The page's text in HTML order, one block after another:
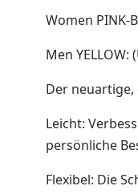
Women PINK-
Men YELLOW:
Der neuartige,
Leicht:
persönliche
Flexibel: Die
Medizinische
Ski-OL / Bike-OL
Stirnlampen
Uhren /
Vereinsmaterial